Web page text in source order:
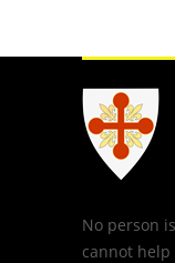
No person
cannot